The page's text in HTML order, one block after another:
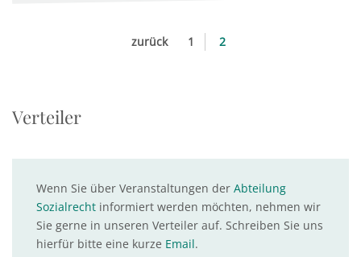
zurück 1 2
Verteiler
Wenn Sie über Veranstaltungen der Abteilung
Sozialrecht informiert werden möchten, nehmen wir
Sie gerne in unseren Verteiler auf. Schreiben Sie uns
hierfür bitte eine kurze Email.